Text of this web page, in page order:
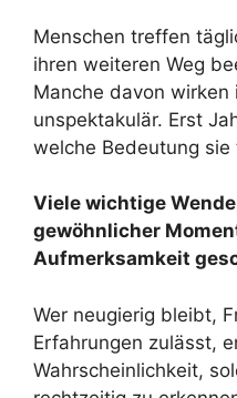
Menschen treffen
ihren weiteren Weg
Manche davon wirken
unspektakulär. Erst
welche Bedeutung
Viele wichtige
gewöhnlicher
Aufmerksamkeit
Wer neugierig bleibt,
Erfahrungen zulässt,
Wahrscheinlichkeit,